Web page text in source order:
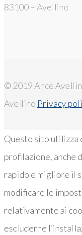
83100 – Avellino
© 2019 Ance
Avellino Privacy
Questo sito utilizza
profilazione, anche
rapido e migliore il
modificare le
relativamente ai
escluderne